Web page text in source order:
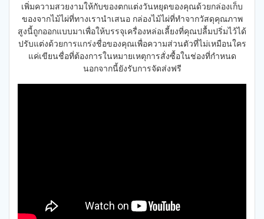
เพิ่มความสวยงามให้กับของตกแต่งวันหยุดของคุณด้วยกล่องเก็บ
ของจากไม้ไผ่ที่ทางเรานำเสนอ กล่องไม้ไผ่ที่ทำจากวัสดุคุณภาพ
สูงนี้ถูกออกแบบมาเพื่อให้บรรจุเครื่องหล่อเลี้ยงที่คุณปลื้มปริ่มไว้ได้
ปรับแต่งด้วยการแกร่งชื่อของคุณเพื่อความส่วนตัวที่ไม่เหมือนใคร
แค่เขียนชื่อที่ต้องการในหมายเหตุการสั่งซื้อในช่องที่กำหนด
นอกจากนี้ยังรับการจัดส่งฟรี